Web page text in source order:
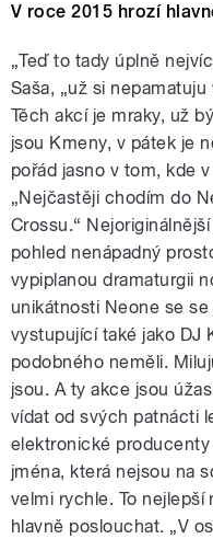
V roce 2015 hrozí
„Teď to tady úplně
Saša, „už si
Těch akcí je mraky, už
jsou Kmeny, v pátek je
pořád jasno v tom, kde
„Nejčastěji chodím do
Crossu.“
pohled nenápadný
vypiplanou dramaturgii
unikátnosti Neone se
vystupující také jako DJ
podobného neměli.
jsou. A ty akce jsou
vídat od svých patnácti
elektronické
jména, která nejsou na
velmi rychle. To
hlavně poslouchat. „V